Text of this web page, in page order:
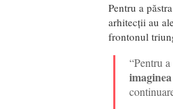
Pentru a
arhitecții au
frontonul
“Pentru